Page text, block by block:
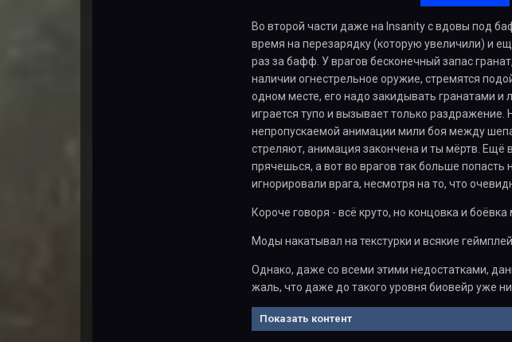
Во второй части даже на Insanity с вдовы под
время на перезарядку (которую увеличили) и
раз за бафф. У врагов бесконечный запас
наличии огнестрельное оружие, стремятся
одном месте, его надо закидывать гранатами и
играется тупо и вызывает только
непропускаемой анимации мили боя между
стреляют, анимация закончена и ты мёртв. Ещё
прячешься, а вот во врагов так больше
игнорировали врага, несмотря на то, что
Короче говоря - всё круто, но концовка и
Моды накатывал на текстурки и всякие
Однако, даже со всеми этими недостатками,
жаль, что даже до такого уровня биовейр уже
Показать контент